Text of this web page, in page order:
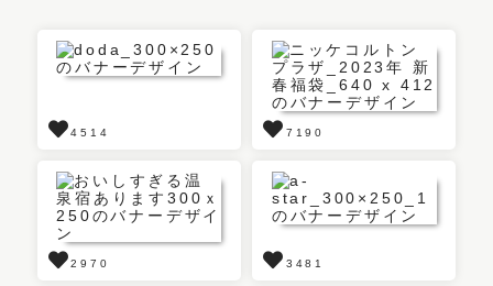
4514 7190
2970 3481